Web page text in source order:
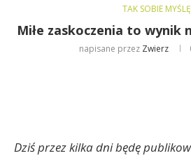
TAK SOBIE MYŚLĘ
Miłe zaskoczenia to wynik
napisane przez Zwierz
Dziś przez kilka dni będę